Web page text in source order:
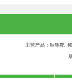
主营产品：钛铝靶